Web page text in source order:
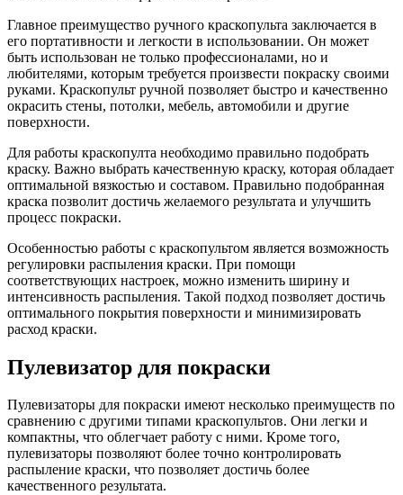
Главное преимущество ручного краскопульта заключается в
его портативности и легкости в использовании. Он может
быть использован не только профессионалами, но и
любителями, которым требуется произвести покраску своими
руками. Краскопульт ручной позволяет быстро и качественно
окрасить стены, потолки, мебель, автомобили и другие
поверхности.
Для работы краскопулта необходимо правильно подобрать
краску. Важно выбрать качественную краску, которая обладает
оптимальной вязкостью и составом. Правильно подобранная
краска позволит достичь желаемого результата и улучшить
процесс покраски.
Особенностью работы с краскопультом является возможность
регулировки распыления краски. При помощи
соответствующих настроек, можно изменить ширину и
интенсивность распыления. Такой подход позволяет достичь
оптимального покрытия поверхности и минимизировать
расход краски.
Пулевизатор для покраски
Пулевизаторы для покраски имеют несколько преимуществ по
сравнению с другими типами краскопультов. Они легки и
компактны, что облегчает работу с ними. Кроме того,
пулевизаторы позволяют более точно контролировать
распыление краски, что позволяет достичь более
качественного результата.